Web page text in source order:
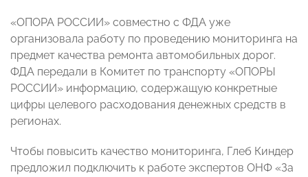
«ОПОРА РОССИИ» совместно с ФДА уже
организовала работу по проведению мониторинга на
предмет качества ремонта автомобильных дорог.
ФДА передали в Комитет по транспорту «ОПОРЫ
РОССИИ» информацию, содержащую конкретные
цифры целевого расходования денежных средств в
регионах.
Чтобы повысить качество мониторинга, Глеб Киндер
предложил подключить к работе экспертов ОНФ «За